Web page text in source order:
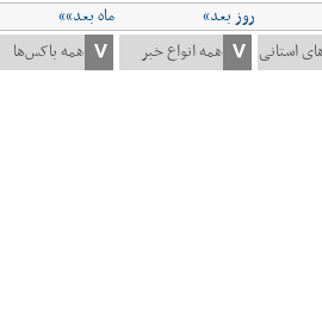
روز بعد»
ماه بعد»»